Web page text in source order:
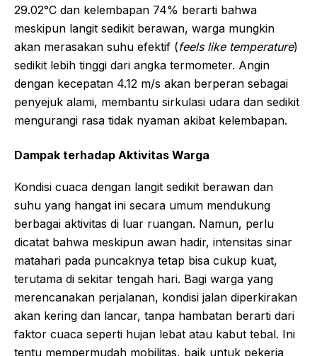
29.02°C dan kelembapan 74% berarti bahwa
meskipun langit sedikit berawan, warga mungkin
akan merasakan suhu efektif (feels like temperature)
sedikit lebih tinggi dari angka termometer. Angin
dengan kecepatan 4.12 m/s akan berperan sebagai
penyejuk alami, membantu sirkulasi udara dan sedikit
mengurangi rasa tidak nyaman akibat kelembapan.
Dampak terhadap Aktivitas Warga
Kondisi cuaca dengan langit sedikit berawan dan
suhu yang hangat ini secara umum mendukung
berbagai aktivitas di luar ruangan. Namun, perlu
dicatat bahwa meskipun awan hadir, intensitas sinar
matahari pada puncaknya tetap bisa cukup kuat,
terutama di sekitar tengah hari. Bagi warga yang
merencanakan perjalanan, kondisi jalan diperkirakan
akan kering dan lancar, tanpa hambatan berarti dari
faktor cuaca seperti hujan lebat atau kabut tebal. Ini
tentu mempermudah mobilitas, baik untuk pekerja